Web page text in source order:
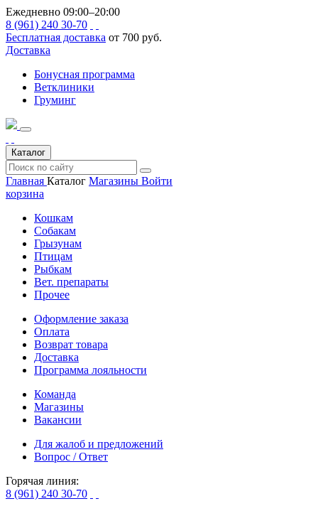
Ежедневно 09:00–20:00
8 (961) 240 30-70
Бесплатная доставка от 700 руб.
Доставка
Бонусная программа
Ветклиники
Груминг
Каталог
Главная Каталог Магазины Войти
корзина
Кошкам
Собакам
Грызунам
Птицам
Рыбкам
Вет. препараты
Прочее
Оформление заказа
Оплата
Возврат товара
Доставка
Программа лояльности
Команда
Магазины
Вакансии
Для жалоб и предложений
Вопрос / Ответ
Горячая линия:
8 (961) 240 30-70